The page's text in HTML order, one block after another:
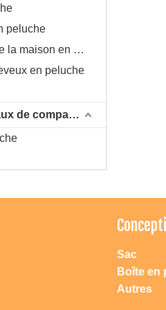
peluche
Décoration de la maison en peluche
en peluche
Jouet d’ animaux de compagnie
Sac
Boîte en
Autres